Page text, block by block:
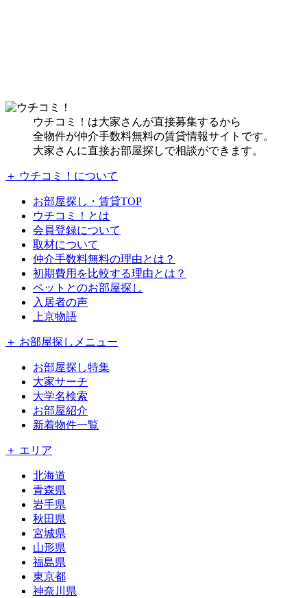
ウチコミ！は大家さんが直接募集するから
全物件が仲介手数料無料の賃貸情報サイトです。
大家さんに直接お部屋探しで相談ができます。
＋ ウチコミ！について
お部屋探し・賃貸TOP
ウチコミ！とは
会員登録について
取材について
仲介手数料無料の理由とは？
初期費用を比較する理由とは？
ペットとのお部屋探し
入居者の声
上京物語
＋ お部屋探しメニュー
お部屋探し特集
大家サーチ
大学名検索
お部屋紹介
新着物件一覧
＋ エリア
北海道
青森県
岩手県
秋田県
宮城県
山形県
福島県
東京都
神奈川県